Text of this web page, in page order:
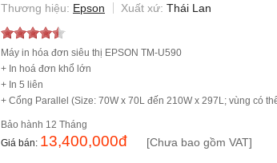
Epson Thái Lan
Máy in hóa đơn siêu thị EPSON TM-U590
+ In hoá đơn khổ lớn
+ In 5 liên
+ Cổng Parallel (Size: 70W x 70L đến 210W x 297L; vùng có
12 Tháng
13,400,000đ [Chưa bao gồm VAT]